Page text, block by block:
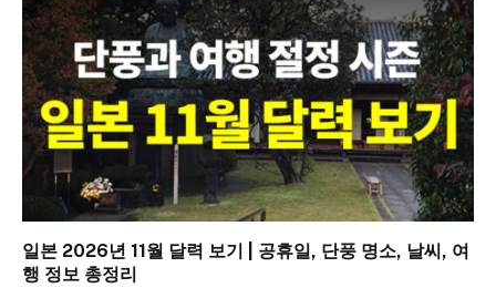
일본 2026년 11월 달력 보기 | 공휴일, 단풍 명소, 날씨, 여
행 정보 총정리